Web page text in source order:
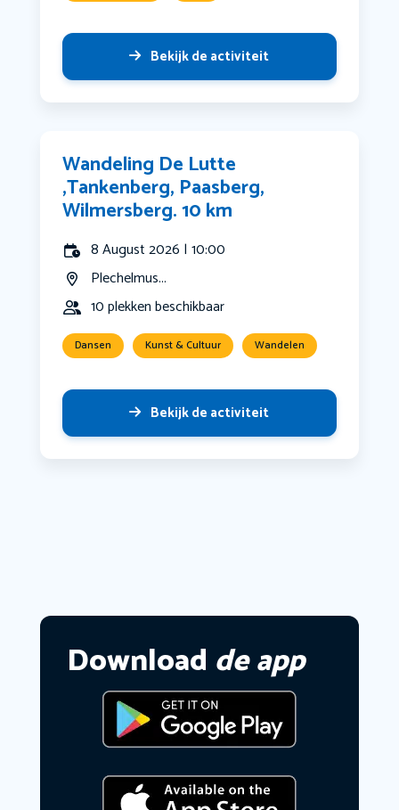
Bekijk de activiteit
Wandeling De Lutte
,Tankenberg, Paasberg,
Wilmersberg. 10 km
8 August 2026 | 10:00
Plechelmus...
10 plekken beschikbaar
Dansen Kunst & Cultuur Wandelen
Bekijk de activiteit
Download de app